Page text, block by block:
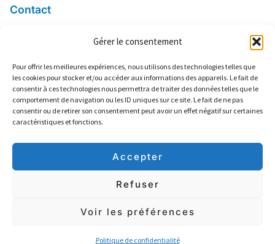
Gérer le consentement
Pour offrir les meilleures expériences, nous utilisons des technologies telles que
les cookies pour stocker et/ou accéder aux informations des appareils. Le fait de
consentir à ces technologies nous permettra de traiter des données telles que le
comportement de navigation ou les ID uniques sur ce site. Le fait de ne pas
consentir ou de retirer son consentement peut avoir un effet négatif sur certaines
caractéristiques et fonctions.
Accepter
Refuser
Voir les préférences
Politique de confidentialité
Contact
contact@ers13.com
2 Lotissement Frédéric Mistral
13160 Châteaurenard
Climatisation
Copyright © 2024 ERS 13 | Créé par Icone Internet